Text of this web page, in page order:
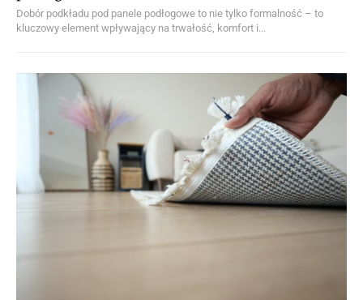
Dobór podkładu pod panele podłogowe to nie tylko formalność – to
kluczowy element wpływający na trwałość, komfort i...